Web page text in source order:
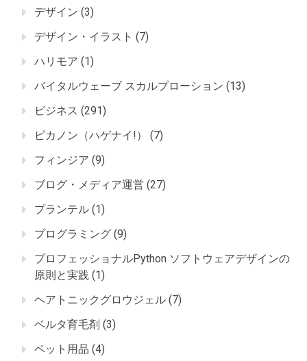
デザイン (3)
デザイン・イラスト (7)
ハリモア (1)
バイタルウェーブ スカルプローション (13)
ビジネス (291)
ピカノン（ハゲナイ!）
(7)
フィンジア (9)
ブログ・メディア運営 (27)
プランテル (1)
プログラミング (9)
プロフェッショナルPython ソフトウェアデザインの
原則と実践 (1)
ヘアトニックグロウジェル (7)
ベルタ育毛剤 (3)
ペット用品 (4)